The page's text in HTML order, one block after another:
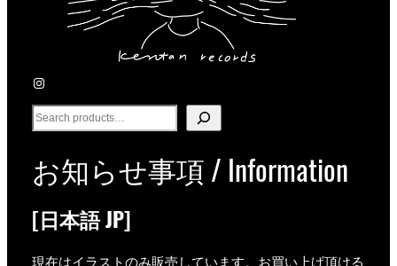
Instagram
S
e
cお知らせ事項 / Information
[日本語 JP]
現在はイラストのみ販売しています。お買い上げ頂ける